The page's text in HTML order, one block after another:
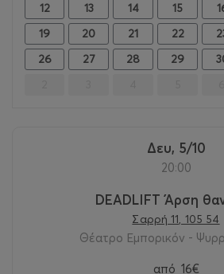
12
13 14 15
19
20 21 22
26
27 28 29
Δευ, 5/10
20:00
DEADLIFT Άρση
Σαρρή 11, 105 54
Θέατρο Εμπορικόν -
από 16€